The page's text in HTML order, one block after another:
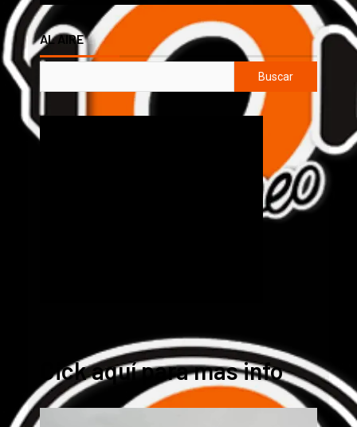
AL AIRE
Buscar
Cick aquí para mas info